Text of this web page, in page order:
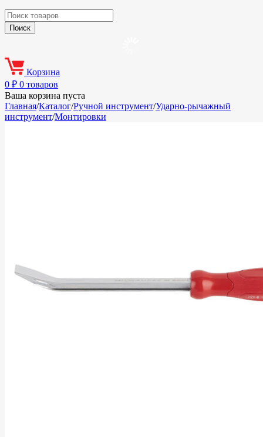
Корзина
0 ₽ 0 товаров
Ваша корзина пуста
Главная/Каталог/Ручной инструмент/Ударно-рычажный
инструмент/Монтировки